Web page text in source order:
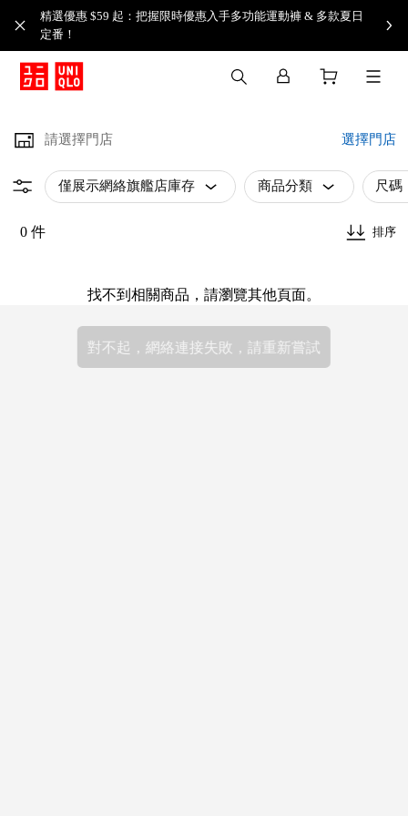
精選優惠 $59 起：把握限時優惠入手多功能運動褲 & 多款夏日
定番！​
請選擇門店 選擇門店
僅展示網絡旗艦店庫存 商品分類 尺碼
0 件 排序
找不到相關商品，請瀏覽其他頁面。